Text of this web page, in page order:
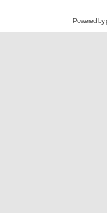
Powered by